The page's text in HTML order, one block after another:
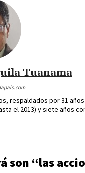
Tuanama
respaldados por 31
el 2013) y siete años
son “las